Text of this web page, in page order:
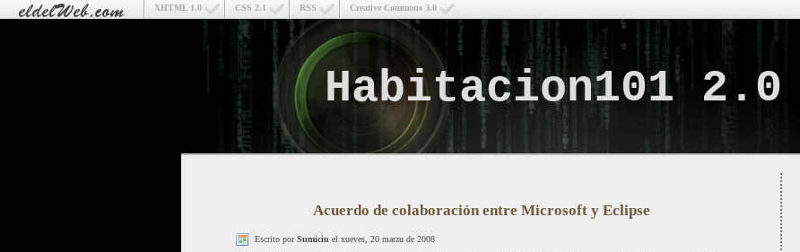
Creative Commons 3.0
RSS
CSS 2.1
XHTML 1.0
Habitacion101 2.0
Lo
Acuerdo de colaboración entre Microsoft y Eclipse
Escrito porSumiciu el xueves, 20 marzu de 2008